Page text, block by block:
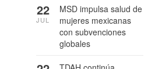
MSD impulsa salud de
mujeres mexicanas
con subvenciones
globales
22
JUL